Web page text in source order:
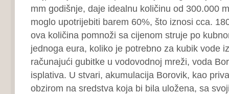
mm godišnje, daje idealnu količinu od 300.000
moglo upotrijebiti barem 60%, što iznosi cca.
ova količina pomnoži sa cijenom struje po
jednoga eura, koliko je potrebno za kubik vode
računajući gubitke u vodovodnoj mreži, voda
isplativa. U stvari, akumulacija Borovik, kao
obzirom na sredstva koja bi bila uložena, sa